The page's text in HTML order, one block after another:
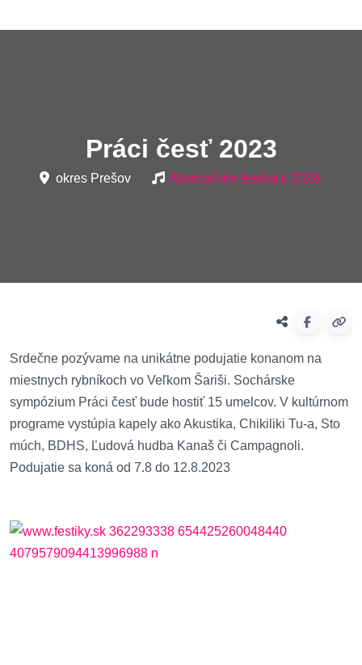
Práci česť 2023
okres Prešov Alternatívne festivaly 2026
Srdečne pozývame na unikátne podujatie konanom na
miestnych rybníkoch vo Veľkom Šariši. Sochárske
sympózium Práci česť bude hostiť 15 umelcov. V kultúrnom
programe vystúpia kapely ako Akustika, Chikiliki Tu-a, Sto
múch, BDHS, Ľudová hudba Kanaš či Campagnoli.
Podujatie sa koná od 7.8 do 12.8.2023